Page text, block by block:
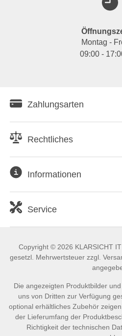
Montag -
09:00 -
Zahlungsarten
Rechtliches
Informationen
Service
Copyright © 2026 KLARSICHT
gesetzl. Mehrwertsteuer zzgl.
Die angezeigten Produktbilder
uns von Dritten zur Verfügung
optional erhältliches Zubehör
der Lieferumfang der
Richtigkeit der technischen